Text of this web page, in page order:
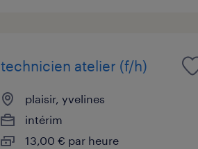
technicien atelier (f/h)
plaisir, yvelines
intérim
13,00 € par heure